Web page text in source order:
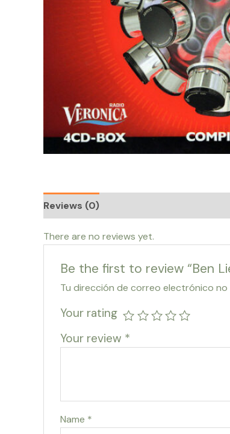
Reviews (0)
There are no reviews yet.
Be the first to review “Ben
Tu dirección de correo electrónico no
Your rating
Your review *
Name *